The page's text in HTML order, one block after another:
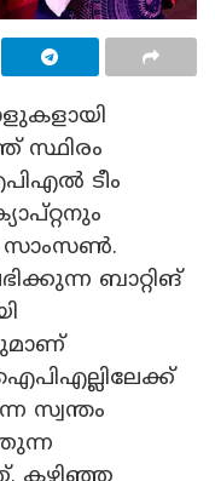
സ്ഥിരം
ടീം
സാംസൺ.
ബാറ്റിങ്
സ്വന്തം